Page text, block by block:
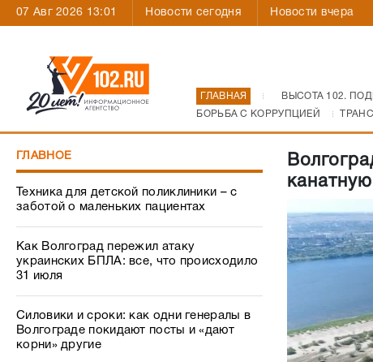
07 Авг 2026 13:01 Новости сегодня Новости вчера
ГЛАВНАЯ ВЫСОТА 102.
БОРЬБА С КОРРУПЦИЕЙ
ГЛАВНОЕ
Техника для детской поликлиники – с
заботой о маленьких пациентах
Как Волгоград пережил атаку
украинских БПЛА: все, что происходило
31 июля
Силовики и сроки: как одни генералы в
Волгограде покидают посты и «дают
корни» другие